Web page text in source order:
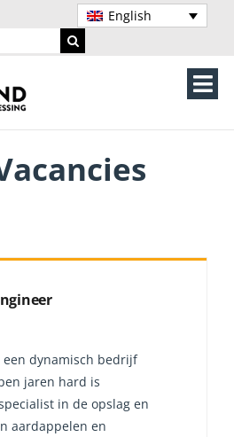
English
een dynamisch bedrijf
jaren hard is
in de opslag en
aardappelen en